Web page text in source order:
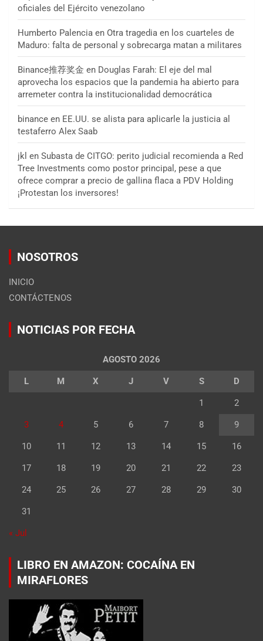
oficiales del Ejército venezolano
Humberto Palencia en Otra tragedia en los cuarteles de
Maduro: falta de personal y sobrecarga matan a militares
Binance推荐奖金 en Douglas Farah: El eje del mal
aprovecha los espacios que la pandemia ha abierto para
arremeter contra la institucionalidad democrática
binance en EE.UU. se alista para aplicarle la justicia al
testaferro Alex Saab
jkl en Subasta de CITGO: perito judicial recomienda a Red
Tree Investments como postor principal, pese a que
ofrece comprar a precio de gallina flaca a PDV Holding
¡Protestan los inversores!
NOSOTROS
INICIO
CONTÁCTENOS
NOTICIAS POR FECHA
AGOSTO 2026
L M X J V S D
1 2
3 4 5 6 7 8 9
10 11 12 13 14 15 16
17 18 19 20 21 22 23
24 25 26 27 28 29 30
31
« Jul
LIBRO EN AMAZON: COCAÍNA EN
MIRAFLORES